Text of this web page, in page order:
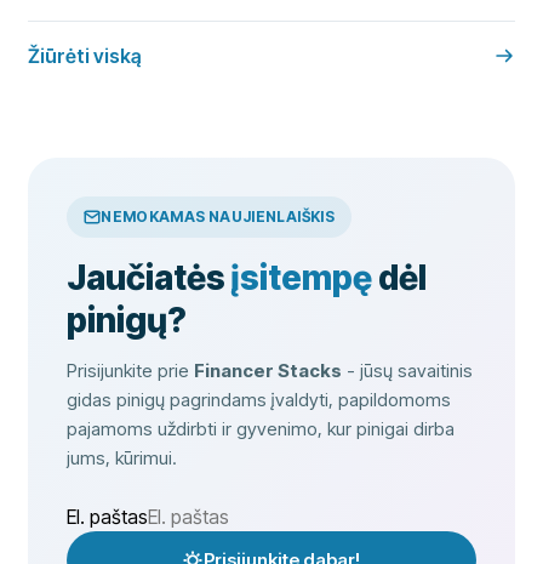
Žiūrėti viską
NEMOKAMAS NAUJIENLAIŠKIS
Jaučiatėsįsitempędėl
pinigų?
Prisijunkite prie Financer Stacks - jūsų savaitinis
gidas pinigų pagrindams įvaldyti, papildomoms
pajamoms uždirbti ir gyvenimo, kur pinigai dirba
jums, kūrimui.
El. paštas